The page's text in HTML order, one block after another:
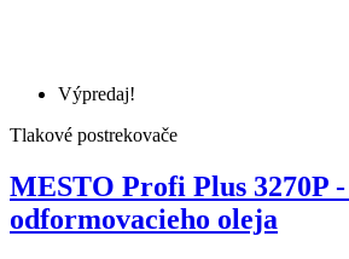
Výpredaj!
Tlakové postrekovače
MESTO Profi Plus 3270P
odformovacieho oleja